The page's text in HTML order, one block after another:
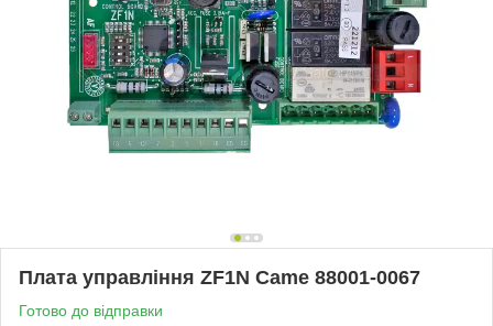
Плата управління ZF1N Came 88001-0067
Готово до відправки